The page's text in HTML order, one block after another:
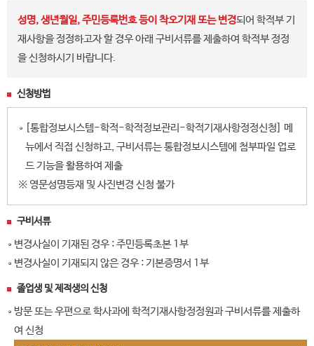
성명, 생년월일, 주민등록번호 등이 착오기재 또는 변경되어 학적부 기
재사항을 정정하고자 할 경우 아래 구비서류를 제출하여 학적부 정정
을 신청하시기 바랍니다.
신청방법
[통합정보시스템-학적-학적정보관리-학적기재사항정정신청] 메
뉴에서 직접 신청하고, 구비서류는 통합정보시스템에 첨부파일 업로
드 기능을 활용하여 제출
※ 영문성명등재 및 사진변경 신청 불가
구비서류
변경사실이 기재된 경우 : 주민등록초본 1부
변경사실이 기재되지 않은 경우 : 기본증명서 1부
졸업생 및 제적생의 신청
방문 또는 우편으로 학사과에 학적기재사항정정원과 구비서류를 제출하
여 신청